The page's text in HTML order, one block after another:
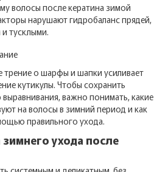
волосы после кератина зимой
нарушают гидробаланс прядей,
тусклыми.
о шарфы и шапки усиливает
кутикулы. Чтобы сохранить
выравнивания, важно понимать, какие
на волосы в зимний период и как
правильного ухода.
ухода после